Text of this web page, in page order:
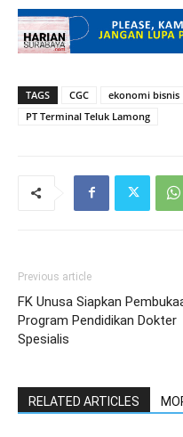
TAGS CGC ekonomi bisnis
PT Terminal Teluk Lamong
Previous article
FK Unusa Siapkan
Program Pendidikan Dokter
Spesialis
RELATED ARTICLES